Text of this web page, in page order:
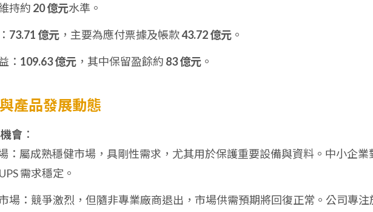
持約 20 億元水準。
73.71 億元 ，主要為應付票據及帳款43.72 億元 。
： 109.63 億元 ，其中保留盈餘約 83 億元 。
產品發展動態
會 ：
：屬成熟穩健市場，具剛性需求，尤其用於保護重要設備與資料。中小企業
需求穩定。
場：競爭激烈，但隨非專業廠商退出，市場供需預期將回復正常。公司專注